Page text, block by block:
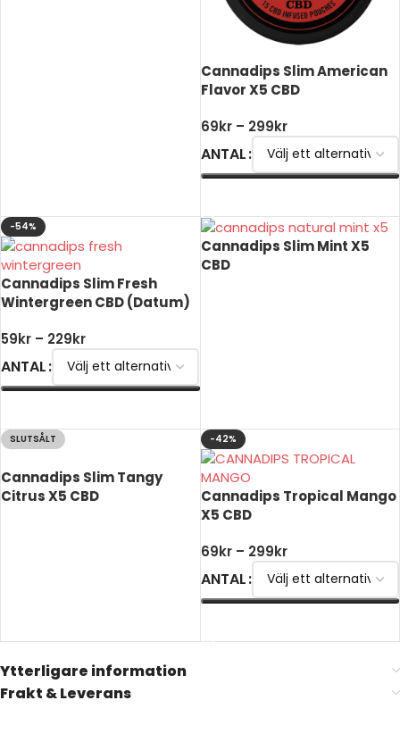
Cannadips Slim American
Flavor X5 CBD
69kr – 299kr
ANTAL
-54%
Cannadips Slim Fresh
Wintergreen CBD (Datum)
59kr – 229kr
ANTAL
Cannadips Slim Mint X5
CBD
SLUTSÅLT
Cannadips Slim Tangy
Citrus X5 CBD
-42%
Cannadips Tropical Mango
X5 CBD
69kr – 299kr
ANTAL
Ytterligare information
Frakt & Leverans